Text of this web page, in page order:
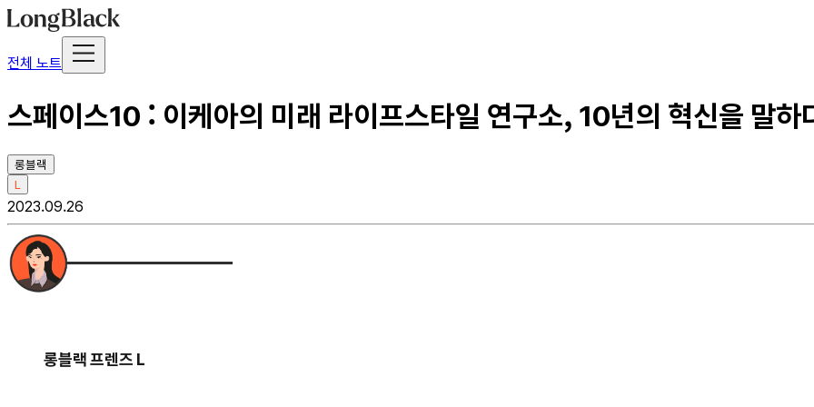
전체 노트
스페이스10 : 이케아의 미래 라이프스타일 연구소, 10년의 혁신을 말하
롱블랙
L
2023.09.26
롱블랙 프렌즈 L